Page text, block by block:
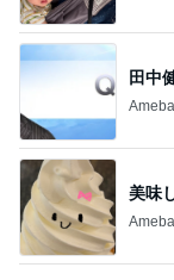
田中
美味